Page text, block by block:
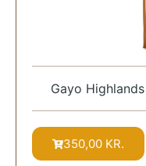
Gayo
350,00 KR.